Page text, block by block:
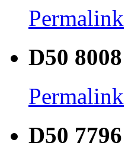
Permalink
D50 8008
Permalink
D50 7796